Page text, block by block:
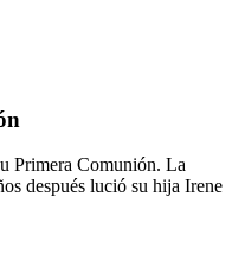
Primera Comunión. La
después lució su hija Irene